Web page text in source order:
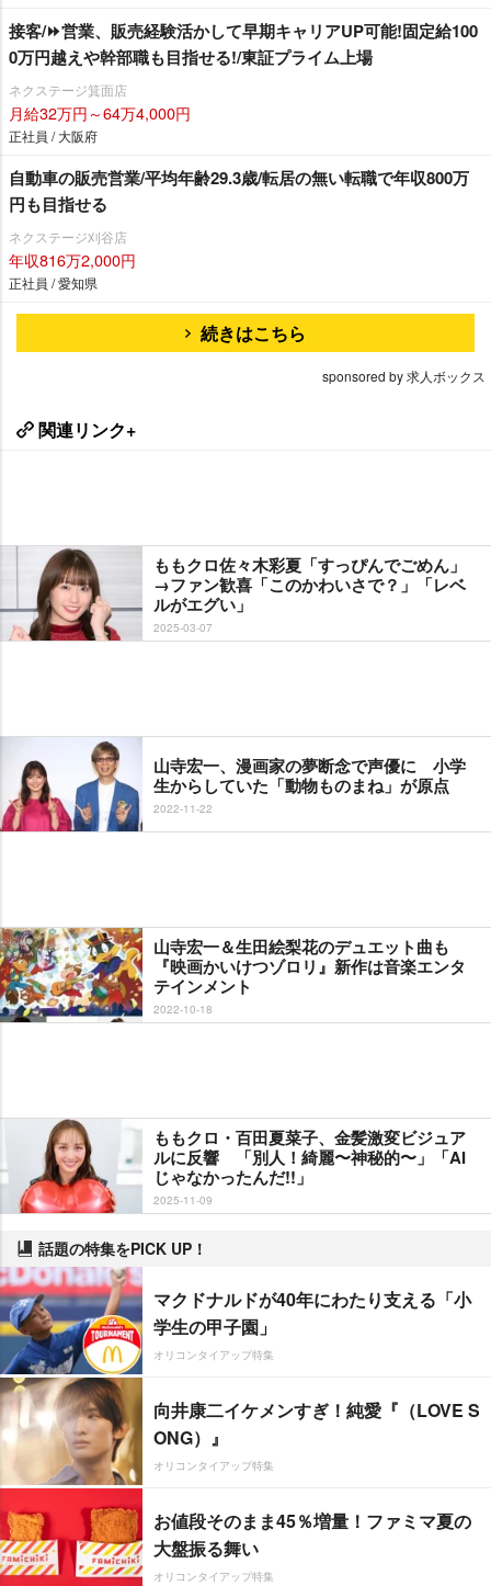
接客/⏩️営業、販売経験活かして早期キャリアUP可能!固定給100
0万円越えや幹部職も目指せる!/東証プライム上場
ネクステージ箕面店
月給32万円～64万4,000円
正社員 / 大阪府
自動車の販売営業/平均年齢29.3歳/転居の無い転職で年収800万
円も目指せる
ネクステージ刈谷店
年収816万2,000円
正社員 / 愛知県
続きはこちら
sponsored by 求人ボックス
関連リンク+
ももクロ佐々木彩夏「すっぴんでごめん」
→ファン歓喜「このかわいさで？」「レベ
ルがエグい」
2025-03-07
山寺宏一、漫画家の夢断念で声優に 小学
生からしていた「動物ものまね」が原点
2022-11-22
山寺宏一＆生田絵梨花のデュエット曲も
『映画かいけつゾロリ』新作は音楽エンタ
テインメント
2022-10-18
ももクロ・百田夏菜子、金髪激変ビジュア
ルに反響 「別人！綺麗〜神秘的〜」「AI
じゃなかったんだ!!」
2025-11-09
話題の特集をPICK UP！
マクドナルドが40年にわたり支える「小
学生の甲子園」
オリコンタイアップ特集
向井康二イケメンすぎ！純愛『（LOVE S
ONG）』
オリコンタイアップ特集
お値段そのまま45％増量！ファミマ夏の
大盤振る舞い
オリコンタイアップ特集